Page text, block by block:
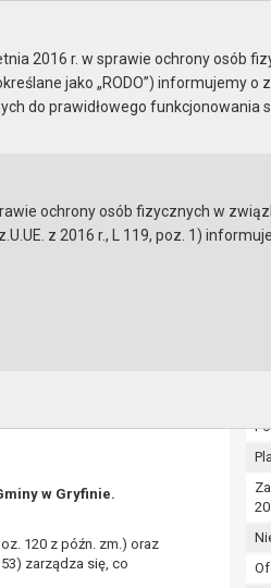
gminnym
w Gryfinie.
120 z późn. zm.) oraz
zarządza się, co
2016 r. w sprawie ochrony osób
jako „RODO”) informujemy o
do prawidłowego funkcjonowania
ochrony osób fizycznych w
z 2016 r., L 119, poz. 1)
(Dz.U. z 2017r., poz. 1875 ze zm.)
Gminy;